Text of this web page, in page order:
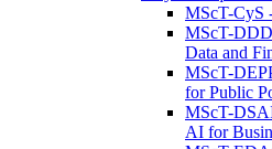
MScT-CyS
MScT-
Data and
MScT-
for Public
MScT-
AI for